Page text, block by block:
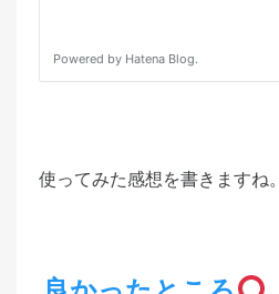
使ってみた感想を書きますね。